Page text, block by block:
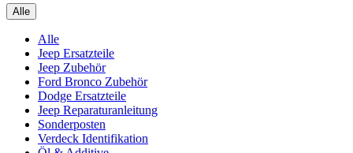
Alle
Alle
Jeep Ersatzteile
Jeep Zubehör
Ford Bronco Zubehör
Dodge Ersatzteile
Jeep Reparaturanleitung
Sonderposten
Verdeck Identifikation